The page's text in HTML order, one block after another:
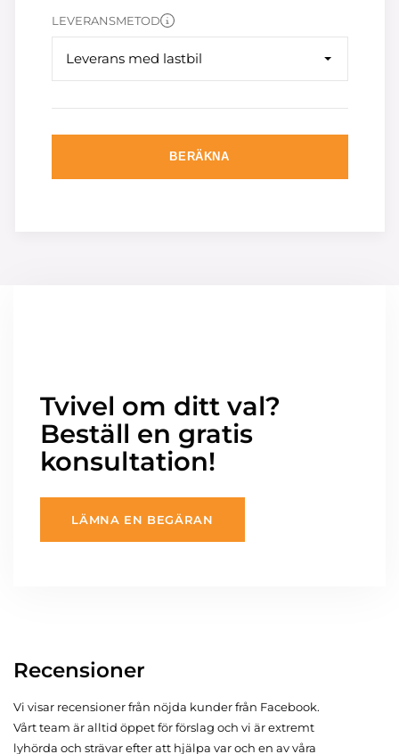
LEVERANSMETOD
Leverans med lastbil
BERÄKNA
Tvivel om ditt val?
Beställ en gratis
konsultation!
LÄMNA EN BEGÄRAN
Recensioner
Vi visar recensioner från nöjda kunder från Facebook.
Vårt team är alltid öppet för förslag och vi är extremt
lyhörda och strävar efter att hjälpa var och en av våra